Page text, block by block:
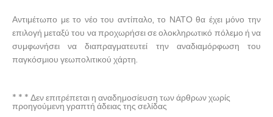
Αντιμέτωπο με το νέο του αντίπαλο, το ΝΑΤΟ θα έχει μόνο την
επιλογή μεταξύ του να προχωρήσει σε ολοκληρωτικό πόλεμο ή να
συμφωνήσει να διαπραγματευτεί την αναδιαμόρφωση του
παγκόσμιου γεωπολιτικού χάρτη.
* * * Δεν επιτρέπεται η αναδημοσίευση των άρθρων χωρίς
προηγούμενη γραπτή άδειας της σελίδας